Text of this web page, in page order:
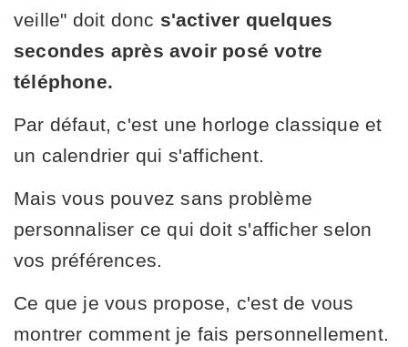
veille" doit donc s'activer quelques
secondes après avoir posé votre
téléphone.
Par défaut, c'est une horloge classique et
un calendrier qui s'affichent.
Mais vous pouvez sans problème
personnaliser ce qui doit s'afficher selon
vos préférences.
Ce que je vous propose, c'est de vous
montrer comment je fais personnellement.